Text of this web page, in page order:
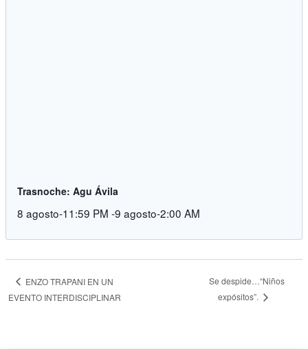
Trasnoche: Agu Ávila
8 agosto-11:59 PM -9 agosto-2:00 AM
ENZO TRAPANI EN UN
EVENTO INTERDISCIPLINAR
Se despide…“Niños
expósitos”.